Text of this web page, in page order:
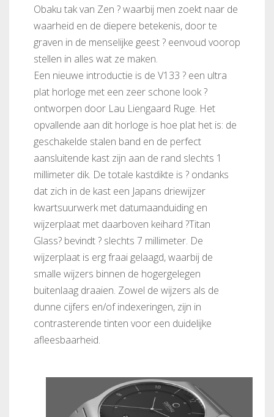
Obaku tak van Zen ? waarbij men zoekt naar de
waarheid en de diepere betekenis, door te
graven in de menselijke geest ? eenvoud voorop
stellen in alles wat ze maken.
Een nieuwe introductie is de V133 ? een ultra
plat horloge met een zeer schone look ?
ontworpen door Lau Liengaard Ruge. Het
opvallende aan dit horloge is hoe plat het is: de
geschakelde stalen band en de perfect
aansluitende kast zijn aan de rand slechts 1
millimeter dik. De totale kastdikte is ? ondanks
dat zich in de kast een Japans driewijzer
kwartsuurwerk met datumaanduiding en
wijzerplaat met daarboven keihard ?Titan
Glass? bevindt ? slechts 7 millimeter. De
wijzerplaat is erg fraai gelaagd, waarbij de
smalle wijzers binnen de hogergelegen
buitenlaag draaien. Zowel de wijzers als de
dunne cijfers en/of indexeringen, zijn in
contrasterende tinten voor een duidelijke
afleesbaarheid.